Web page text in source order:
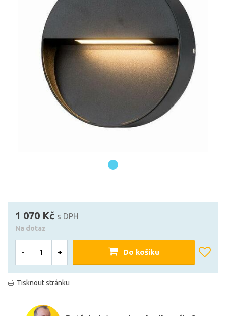
1 070 Kč s DPH
Na dotaz
- + Do košíku
Tisknout stránku